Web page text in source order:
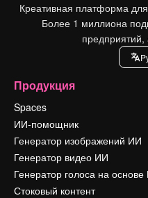
Креативная платформа
Более 1 миллиона
предприятий,
Продукция
Spaces
ИИ-помощник
Генератор изображений ИИ
Генератор видео ИИ
Генератор голоса на
Стоковый контент